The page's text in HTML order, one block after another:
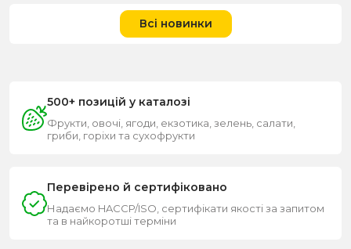
Всі новинки
500+ позицій у каталозі
Фрукти, овочі, ягоди, екзотика, зелень, салати,
гриби, горіхи та сухофрукти
Перевірено й сертифіковано
Надаємо HACCP/ISO, сертифікати якості за запитом
та в найкоротші терміни